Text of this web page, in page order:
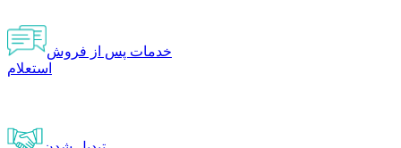
خدمات پس از فروش
استعلام